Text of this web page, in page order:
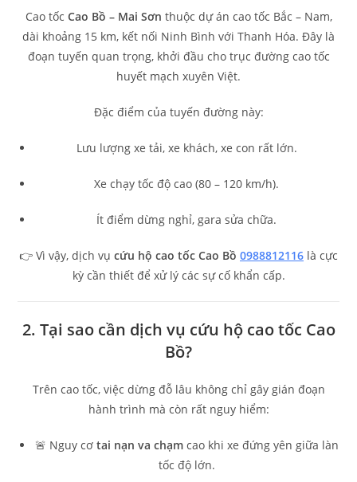
Cao tốc Cao Bồ – Mai Sơn thuộc dự án cao tốc Bắc – Nam,
dài khoảng 15 km, kết nối Ninh Bình với Thanh Hóa. Đây là
đoạn tuyến quan trọng, khởi đầu cho trục đường cao tốc
huyết mạch xuyên Việt.
Đặc điểm của tuyến đường này:
Lưu lượng xe tải, xe khách, xe con rất lớn.
Xe chạy tốc độ cao (80 – 120 km/h).
Ít điểm dừng nghỉ, gara sửa chữa.
👉 Vì vậy, dịch vụ cứu hộ cao tốc Cao Bồ 0988812116 là cực
kỳ cần thiết để xử lý các sự cố khẩn cấp.
2. Tại sao cần dịch vụ cứu hộ cao tốc Cao
Bồ?
Trên cao tốc, việc dừng đỗ lâu không chỉ gây gián đoạn
hành trình mà còn rất nguy hiểm:
🚨 Nguy cơ tai nạn va chạmcao khi xe đứng yên giữa làn
tốc độ lớn.